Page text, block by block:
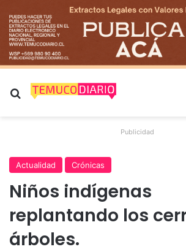
Buscar por
Publicidad
Actualidad Crónicas
Niños indígenas
replantando los
árboles.